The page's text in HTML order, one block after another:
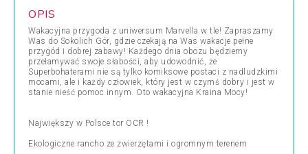
OPIS
Wakacyjna przygoda z uniwersum Marvella w tle! Zapraszamy
Was do Sokolich Gór, gdzie czekają na Was wakacje pełne
przygód i dobrej zabawy! Każdego dnia obozu będziemy
przełamywać swoje słabości, aby udowodnić, że
Superbohaterami nie są tylko komiksowe postaci z nadludzkimi
mocami, ale i każdy człowiek, który jest w czymś dobry i jest w
stanie nieść pomoc innym. Oto wakacyjna Kraina Mocy!
Największy w Polsce tor OCR !
Ekologiczne rancho ze zwierzętami i ogromnym terenem